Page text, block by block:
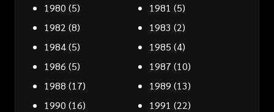
1980 (5) 1981 (5)
1982 (8) 1983 (2)
1984(5) 1985 (4)
1986 (5) 1987 (10)
1988 (17) 1989 (13)
1990 (16) 1991 (22)